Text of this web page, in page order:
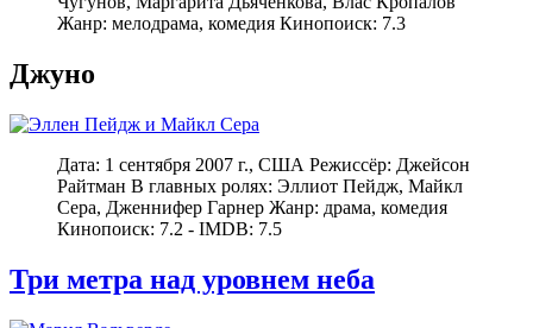
Жанр: мелодрама, комедия Кинопоиск: 7.3
Джуно
Дата: 1 сентября 2007 г., США Режиссёр: Джейсон
Райтман В главных ролях: Эллиот Пейдж, Майкл
Сера, Дженнифер Гарнер Жанр: драма, комедия
Кинопоиск: 7.2 - IMDB: 7.5
Три метра над уровнем неба